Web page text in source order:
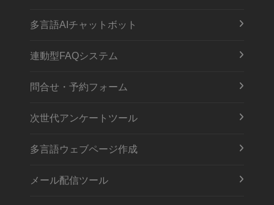
多言語AIチャットボット
連動型FAQシステム
問合せ・予約フォーム
次世代アンケートツール
多言語ウェブページ作成
メール配信ツール